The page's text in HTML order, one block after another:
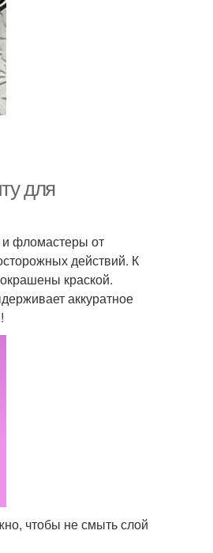
для
и фломастеры от
действий. К
краской.
аккуратное
чтобы не смыть слой